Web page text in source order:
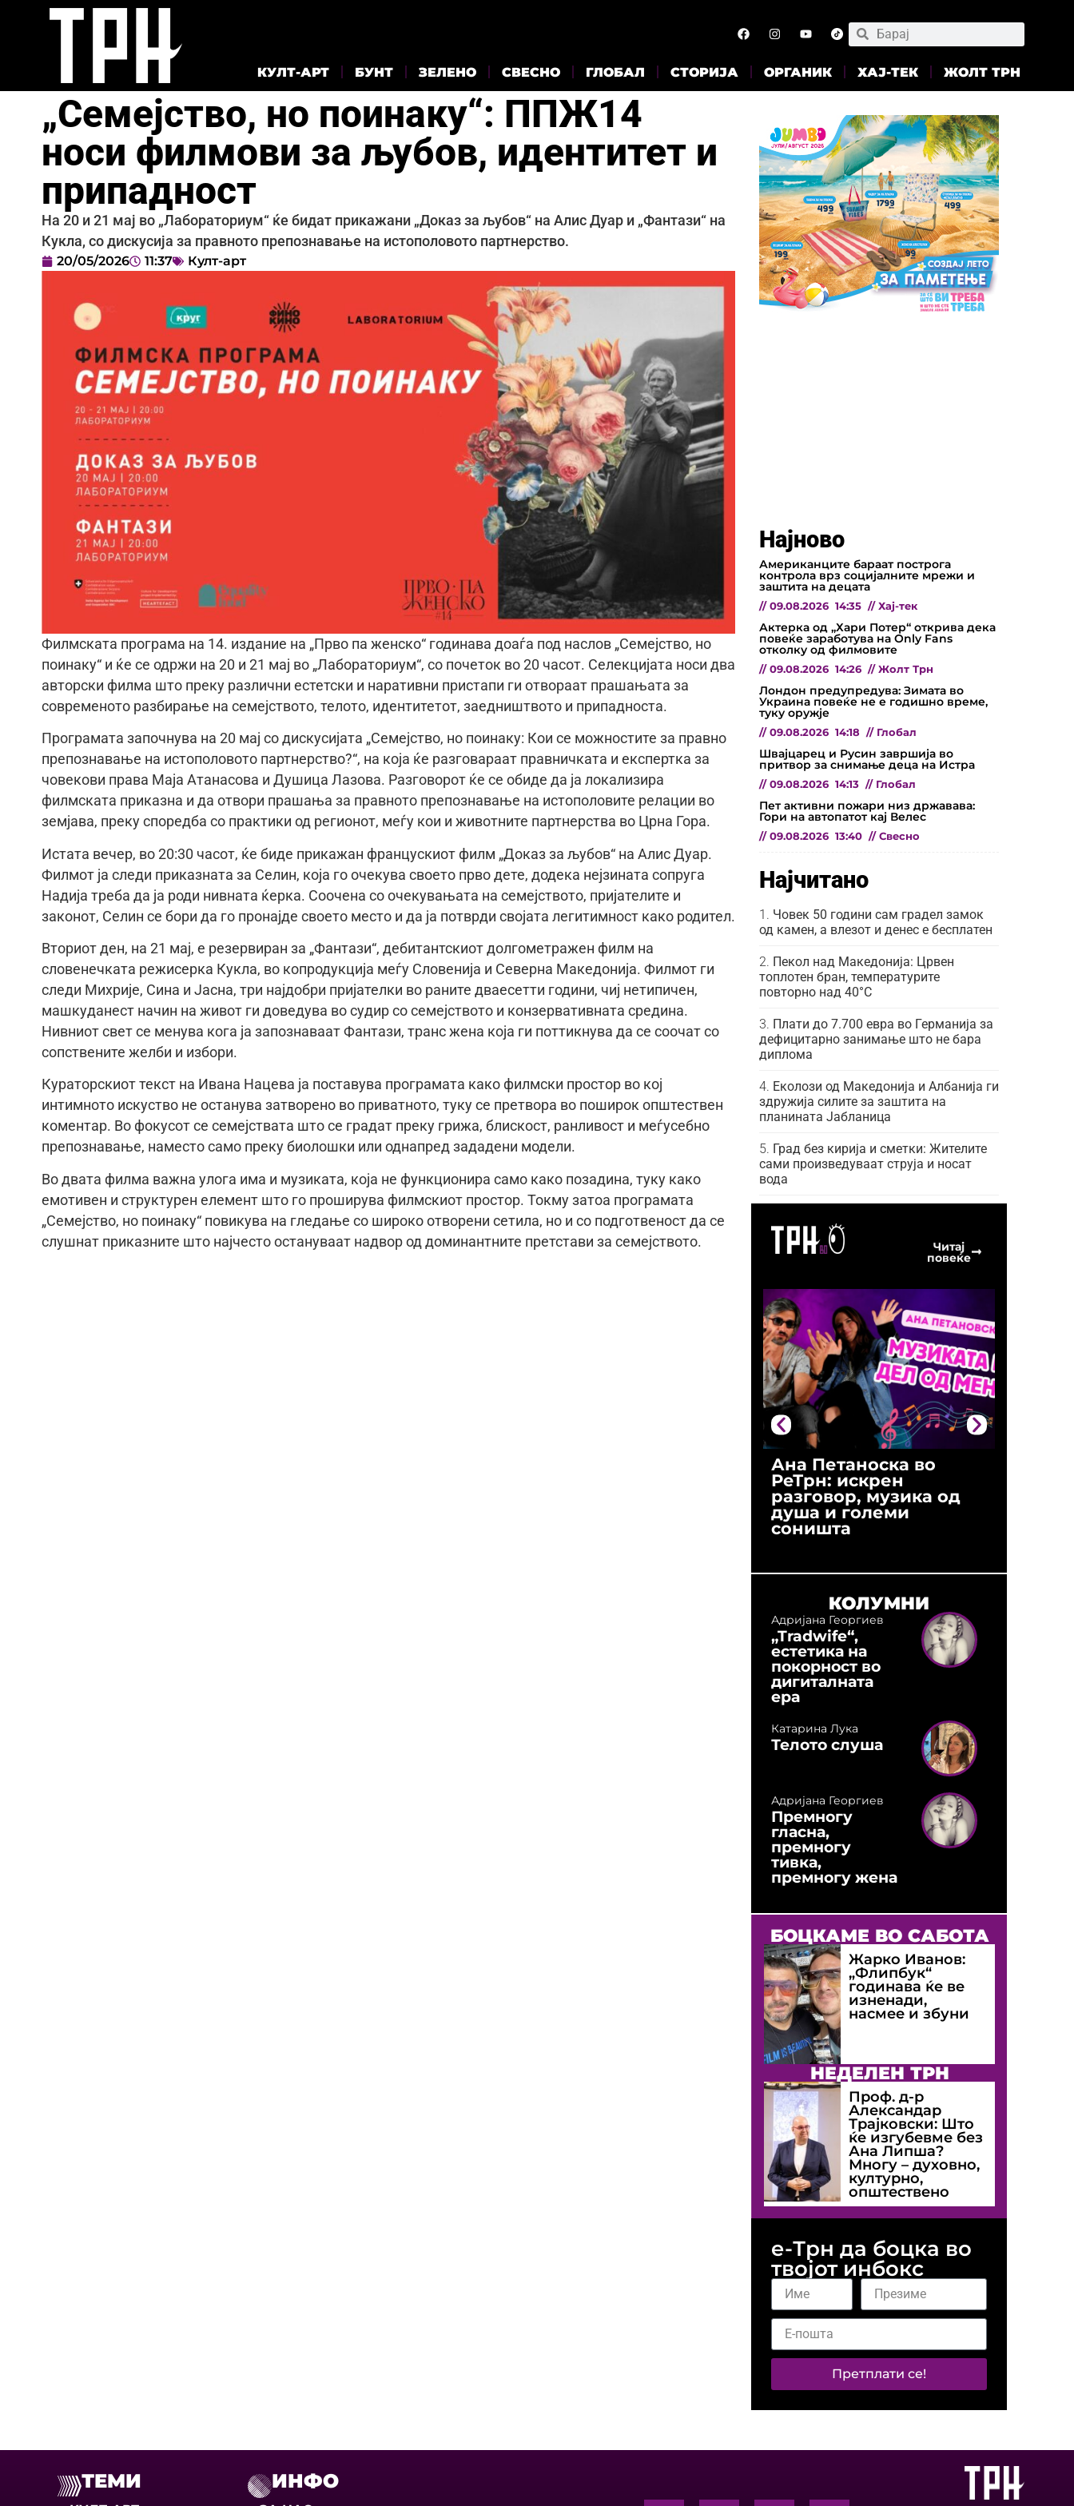
КУЛТ-АРТ БУНТ ЗЕЛЕНО СВЕСНО ГЛОБАЛ СТОРИЈА ОРГАНИК ХАЈ-ТЕК ЖОЛТ ТРН
„Семејство, но поинаку“: ППЖ14
носи филмови за љубов, идентитет и
припадност
На 20 и 21 мај во „Лабораториум“ ќе бидат прикажани „Доказ за љубов“ на Алис Дуар и „Фантази“ на
Кукла, со дискусија за правното препознавање на истополовото партнерство.
20/05/2026 11:37 Култ-арт
Филмската програма на 14. издание на „Прво па женско“ годинава доаѓа под наслов „Семејство, но
поинаку“ и ќе се одржи на 20 и 21 мај во „Лабораториум“, со почеток во 20 часот. Селекцијата носи два
авторски филма што преку различни естетски и наративни пристапи ги отвораат прашањата за
современото разбирање на семејството, телото, идентитетот, заедништвото и припадноста.
Програмата започнува на 20 мај со дискусијата „Семејство, но поинаку: Кои се можностите за правно
препознавање на истополовото партнерство?“, на која ќе разговараат правничката и експертка за
човекови права Маја Атанасова и Душица Лазова. Разговорот ќе се обиде да ја локализира
филмската приказна и да отвори прашања за правното препознавање на истополовите релации во
земјава, преку споредба со практики од регионот, меѓу кои и животните партнерства во Црна Гора.
Истата вечер, во 20:30 часот, ќе биде прикажан францускиот филм „Доказ за љубов“ на Алис Дуар.
Филмот ја следи приказната за Селин, која го очекува своето прво дете, додека нејзината сопруга
Надија треба да ја роди нивната ќерка. Соочена со очекувањата на семејството, пријателите и
законот, Селин се бори да го пронајде своето место и да ја потврди својата легитимност како родител.
Вториот ден, на 21 мај, е резервиран за „Фантази“, дебитантскиот долгометражен филм на
словенечката режисерка Кукла, во копродукција меѓу Словенија и Северна Македонија. Филмот ги
следи Михрије, Сина и Јасна, три најдобри пријателки во раните дваесетти години, чиј нетипичен,
машкуданест начин на живот ги доведува во судир со семејството и конзервативната средина.
Нивниот свет се менува кога ја запознаваат Фантази, транс жена која ги поттикнува да се соочат со
сопствените желби и избори.
Кураторскиот текст на Ивана Нацева ја поставува програмата како филмски простор во кој
интимното искуство не останува затворено во приватното, туку се претвора во поширок општествен
коментар. Во фокусот се семејствата што се градат преку грижа, блискост, ранливост и меѓусебно
препознавање, наместо само преку биолошки или однапред зададени модели.
Во двата филма важна улога има и музиката, која не функционира само како позадина, туку како
емотивен и структурен елемент што го проширува филмскиот простор. Токму затоа програмата
„Семејство, но поинаку“ повикува на гледање со широко отворени сетила, но и со подготвеност да се
слушнат приказните што најчесто остануваат надвор од доминантните претстави за семејството.
Најново
Американците бараат построга
контрола врз социјалните мрежи и
заштита на децата
// 09.08.2026 14:35 // Хај-тек
Актерка од „Хари Потер“ открива дека
повеќе заработува на Only Fans
отколку од филмовите
// 09.08.2026 14:26 // Жолт Трн
Лондон предупредува: Зимата во
Украина повеќе не е годишно време,
туку оружје
// 09.08.2026 14:18 // Глобал
Швајцарец и Русин завршија во
притвор за снимање деца на Истра
// 09.08.2026 14:13 // Глобал
Пет активни пожари низ државава:
Гори на автопатот кај Велес
// 09.08.2026 13:40 // Свесно
Најчитано
Човек 50 години сам градел замок
од камен, а влезот и денес е бесплатен
Пекол над Македонија: Црвен
топлотен бран, температурите
повторно над 40°C
Плати до 7.700 евра во Германија за
дефицитарно занимање што не бара
диплома
Еколози од Македонија и Албанија ги
здружија силите за заштита на
планината Јабланица
Град без кирија и сметки: Жителите
сами произведуваат струја и носат
вода
Читај
повеќе
Ана Петаноска во
РеТрн: искрен
разговор, музика од
душа и големи
соништа
КОЛУМНИ
Адријана Георгиев
„Tradwife“,
естетика на
покорност во
дигиталната
ера
Катарина Лука
Телото слуша
Адријана Георгиев
Премногу
гласна,
премногу
тивка,
премногу жена
БОЦКАМЕ ВО САБОТА
Жарко Иванов:
„Флипбук“
годинава ќе ве
изненади,
насмее и збуни
НЕДЕЛЕН ТРН
Проф. д-р
Александар
Трајковски: Што
ќе изгубевме без
Ана Липша?
Многу – духовно,
културно,
општествено
е-Трн да боцка во
твојот инбокс
Претплати се!
ТЕМИ ИНФО